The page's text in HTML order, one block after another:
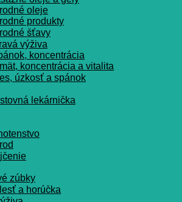
oleje
produkty
šťavy
výživa
koncentrácia
koncentrácia a vitalita
úzkosť a spánok
lekárnička
zúbky
a horúčka